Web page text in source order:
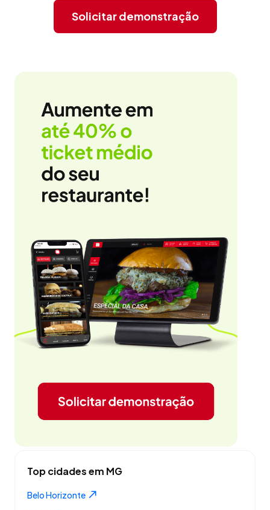
Solicitar demonstração
Top cidades em MG
Belo Horizonte